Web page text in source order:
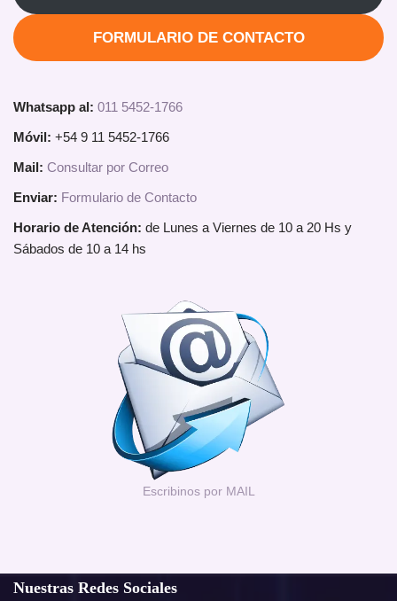
FORMULARIO DE CONTACTO
Whatsapp al: 011 5452-1766
Móvil: +54 9 11 5452-1766
Mail: Consultar por Correo
Enviar: Formulario de Contacto
Horario de Atención: de Lunes a Viernes de 10 a 20 Hs y
Sábados de 10 a 14 hs
Escribinos por MAIL
Nuestras Redes Sociales